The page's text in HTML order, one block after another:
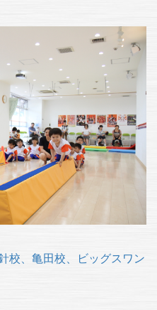
校、亀田校、ビッグスワン